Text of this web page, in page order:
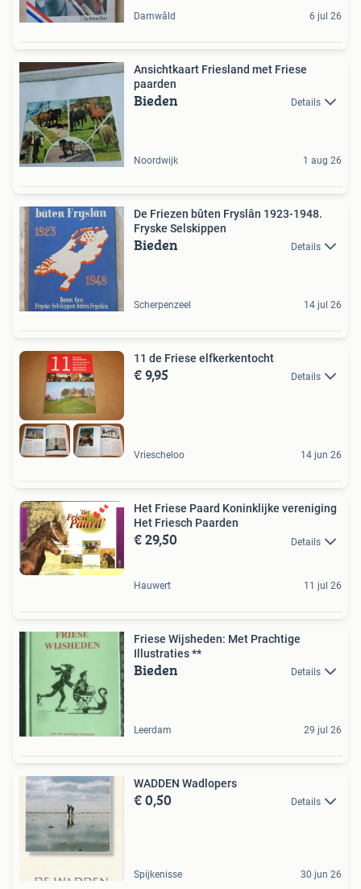
Damwâld 6 jul 26
Ansichtkaart Friesland met Friese
paarden
Bieden Details
Noordwijk 1 aug 26
De Friezen bûten Fryslân 1923-1948.
Fryske Selskippen
Bieden Details
Scherpenzeel 14 jul 26
11 de Friese elfkerkentocht
€ 9,95 Details
Vriescheloo 14 jun 26
Het Friese Paard Koninklijke vereniging
Het Friesch Paarden
€ 29,50 Details
Hauwert 11 jul 26
Friese Wijsheden: Met Prachtige
Illustraties **
Bieden Details
Leerdam 29 jul 26
WADDEN Wadlopers
€ 0,50 Details
Spijkenisse 30 jun 26